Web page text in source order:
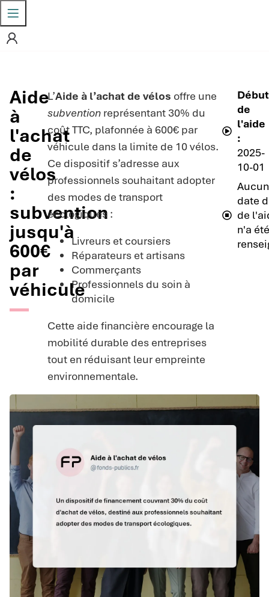
Aide
à
l'achat
de
vélos
:
subvention
jusqu'à
600€
par
véhicule
L’Aide à l’achat de vélos offre une
subvention représentant 30% du
coût TTC, plafonnée à 600€ par
véhicule dans la limite de 10 vélos.
Ce dispositif s’adresse aux
professionnels souhaitant adopter
des modes de transport
écologiques :
Livreurs et coursiers
Réparateurs et artisans
Commerçants
Professionnels du soin à
domicile
Cette aide financière encourage la
mobilité durable des entreprises
tout en réduisant leur empreinte
environnementale.
Début
de
l'aide
:
2025-
10-01
date
de
n'a été